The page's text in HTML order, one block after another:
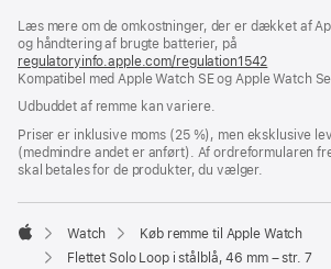
et
nyt
vindue)
Læs mere om de omkostninger, der er dækket af
og håndtering af brugte batterier, på
regulatoryinfo.apple.com/regulation1542
i
vindue)
Kompatibel med Apple Watch SE og Apple Watch
Udbuddet af remme kan variere.
Priser er inklusive moms (25 %), men eksklusive
(medmindre andet er anført). Af ordreformularen
skal betales for de produkter, du vælger.
Apple
Watch
Køb remme til Apple Watch
Flettet Solo Loop i stålblå, 46 mm – str. 7